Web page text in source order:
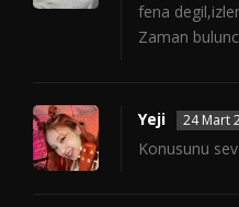
fena
Zaman
Yeji 24 Mart
Konusunu